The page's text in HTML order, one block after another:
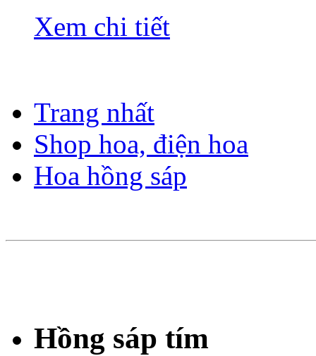
Xem chi tiết
Trang nhất
Shop hoa, điện hoa
Hoa hồng sáp
Hồng sáp tím